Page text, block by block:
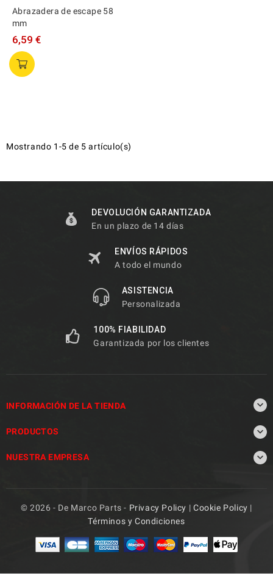
Abrazadera de escape 58
mm
6,59 €
Mostrando 1-5 de 5 artículo(s)
DEVOLUCIÓN GARANTIZADA
En un plazo de 14 días
ENVÍOS RÁPIDOS
A todo el mundo
ASISTENCIA
Personalizada
100% FIABILIDAD
Garantizada por los clientes
INFORMACIÓN DE LA TIENDA 
PRODUCTOS 
NUESTRA EMPRESA 
© 2026 - De Marco Parts - Privacy Policy | Cookie Policy |
Términos y Condiciones